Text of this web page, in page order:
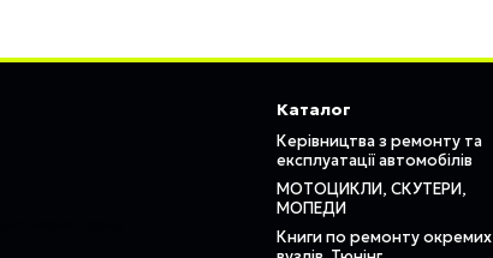
Каталог
Керівництва з ремонту та
експлуатації автомобілів
МОТОЦИКЛИ, СКУТЕРИ,
МОПЕДИ
Книги по ремонту окремих